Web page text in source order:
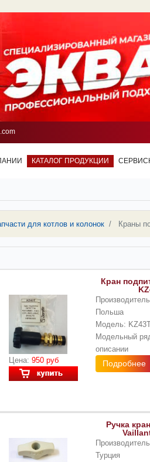
КАТАЛОГ ПРОДУКЦИИ
для котлов и колонок Краны
Цена: 950 руб
Кран
Польша
Модель:
Модельный
описании
Подробнее
Ручка
Турция